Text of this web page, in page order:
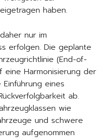
haben.
nur im
erfolgen. Die geplante
(End-of-
eine Harmonisierung der
eines
ab.
wie
und schwere
aufgenommen